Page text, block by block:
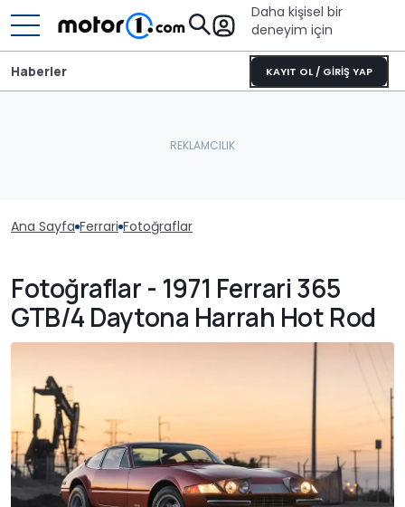
Daha kişisel bir
deneyim için
KAYIT OL / GİRİŞ YAP
Haberler
Ana Sayfa Ferrari Fotoğraflar
Fotoğraflar - 1971 Ferrari 365
GTB/4 Daytona Harrah Hot Rod